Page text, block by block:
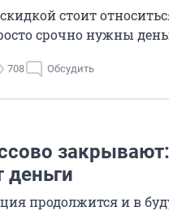
стоит
срочно нужны
708 Обсудить
закрывают:
деньги
продолжится и в